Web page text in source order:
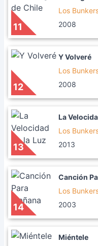
11
Los
2008
12
Y Volveré
Los
2008
13
La
Los
2013
14
Canción
Los
2003
Miéntele